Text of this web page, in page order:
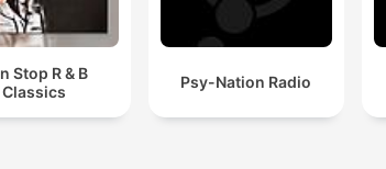
Stop R & B
Classics
Psy-Nation Radio